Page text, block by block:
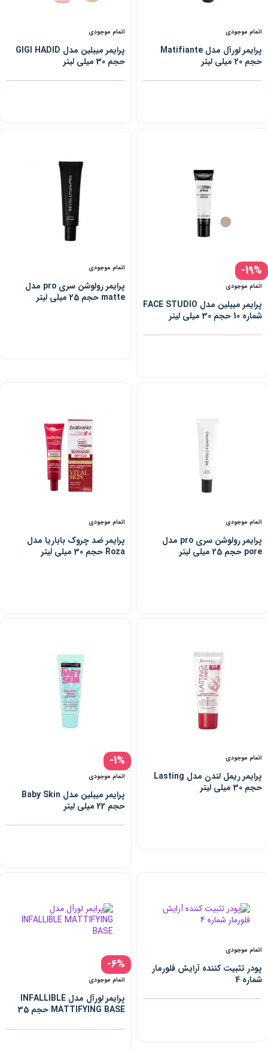
اتمام موجودی
پرایمر لورآل مدل Matifiante
حجم 20 میلی لیتر
اتمام موجودی
پرایمر میبلین مدل GIGI HADID
حجم 30 میلی لیتر
-19%
اتمام موجودی
پرایمر میبلین مدل FACE STUDIO
شماره 10 حجم 30 میلی لیتر
اتمام موجودی
پرایمر رولوشن سری pro مدل
matte حجم 25 میلی لیتر
اتمام موجودی
پرایمر رولوشن سری pro مدل
pore حجم 25 میلی لیتر
اتمام موجودی
پرایمر ضد چروک باباریا مدل
Roza حجم 30 میلی لیتر
اتمام موجودی
پرایمر ریمل لندن مدل Lasting
حجم 30 میلی لیتر
-1%
اتمام موجودی
پرایمر میبلین مدل Baby Skin
حجم 22 میلی لیتر
اتمام موجودی
پودر تثبیت کننده آرایش فلورمار
شماره 4
-6%
اتمام موجودی
پرایمر لورآل مدل INFALLIBLE
MATTIFYING BASE حجم 35